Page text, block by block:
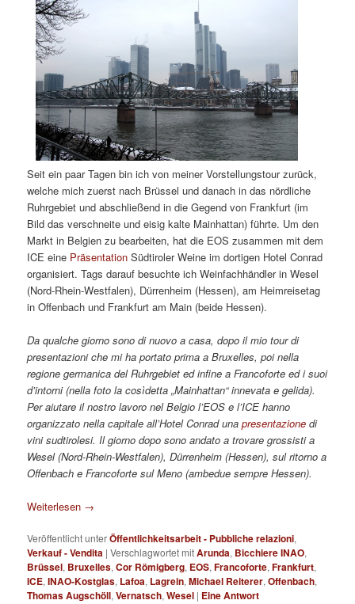
Seit ein paar Tagen bin ich von meiner Vorstellungstour zurück,
welche mich zuerst nach Brüssel und danach in das nördliche
Ruhrgebiet und abschließend in die Gegend von Frankfurt (im
Bild das verschneite und eisig kalte Mainhattan) führte. Um den
Markt in Belgien zu bearbeiten, hat die EOS zusammen mit dem
ICE eine Präsentation Südtiroler Weine im dortigen Hotel Conrad
organisiert. Tags darauf besuchte ich Weinfachhändler in Wesel
(Nord-Rhein-Westfalen), Dürrenheim (Hessen), am Heimreisetag
in Offenbach und Frankfurt am Main (beide Hessen).
Da qualche giorno sono di nuovo a casa, dopo il mio tour di
presentazioni che mi ha portato prima a Bruxelles, poi nella
regione germanica del Ruhrgebiet ed infine a Francoforte ed i suoi
d’intorni (nella foto la cosìdetta „Mainhattan“ innevata e gelida).
Per aiutare il nostro lavoro nel Belgio l’EOS e l’ICE hanno
organizzato nella capitale all’Hotel Conrad unapresentazione di
vini sudtirolesi. Il giorno dopo sono andato a trovare grossisti a
Wesel (Nord-Rhein-Westfalen), Dürrenheim (Hessen), sul ritorno a
Offenbach e Francoforte sul Meno (ambedue sempre Hessen).
Weiterlesen →
Veröffentlicht unterÖffentlichkeitsarbeit - Pubbliche relazioni,
Verkauf - Vendita |Verschlagwortet mitArunda, Bicchiere INAO,
Brüssel, Bruxelles,Cor Römigberg, EOS,Francoforte,Frankfurt,
ICE,INAO-Kostglas, Lafoa, Lagrein,Michael Reiterer,Offenbach,
Thomas Augschöll,Vernatsch,Wesel | EineAntwort